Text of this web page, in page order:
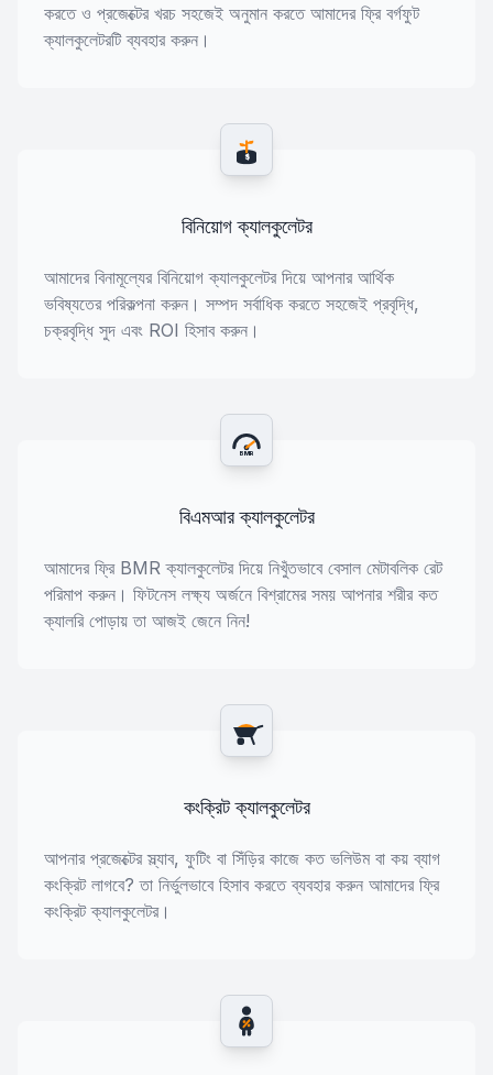
করতে ও প্রজেক্টের খরচ সহজেই অনুমান করতে আমাদের ফ্রি বর্গফুট
ক্যালকুলেটরটি ব্যবহার করুন।
$
বিনিয়োগ ক্যালকুলেটর
আমাদের বিনামূল্যের বিনিয়োগ ক্যালকুলেটর দিয়ে আপনার আর্থিক
ভবিষ্যতের পরিকল্পনা করুন। সম্পদ সর্বাধিক করতে সহজেই প্রবৃদ্ধি,
চক্রবৃদ্ধি সুদ এবং ROI হিসাব করুন।
BMR
বিএমআর ক্যালকুলেটর
আমাদের ফ্রি BMR ক্যালকুলেটর দিয়ে নিখুঁতভাবে বেসাল মেটাবলিক রেট
পরিমাপ করুন। ফিটনেস লক্ষ্য অর্জনে বিশ্রামের সময় আপনার শরীর কত
ক্যালরি পোড়ায় তা আজই জেনে নিন!
কংক্রিট ক্যালকুলেটর
আপনার প্রজেক্টের স্ল্যাব, ফুটিং বা সিঁড়ির কাজে কত ভলিউম বা কয় ব্যাগ
কংক্রিট লাগবে? তা নির্ভুলভাবে হিসাব করতে ব্যবহার করুন আমাদের ফ্রি
কংক্রিট ক্যালকুলেটর।